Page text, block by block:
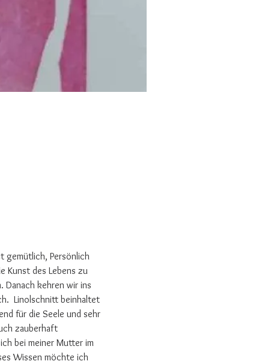
gemütlich, Persönlich
Kunst des Lebens zu
Danach kehren wir ins
Linolschnitt beinhaltet
für die Seele und sehr
zauberhaft
bei meiner Mutter im
Wissen möchte ich